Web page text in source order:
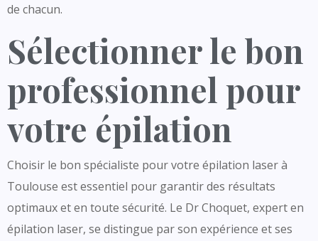
de chacun.
Sélectionner le bon
professionnel pour
votre épilation
Choisir le bon spécialiste pour votre épilation laser à
Toulouse est essentiel pour garantir des résultats
optimaux et en toute sécurité. Le Dr Choquet, expert en
épilation laser, se distingue par son expérience et ses